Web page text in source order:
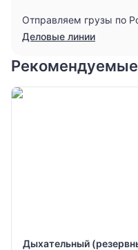
Отправляем грузы по
Деловые линии
Дыхательный